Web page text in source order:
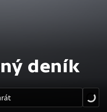
deník